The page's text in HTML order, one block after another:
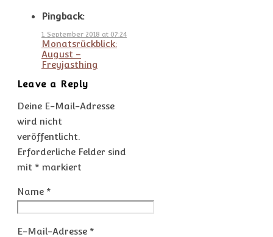
Pingback:
1. September 2018 at 07:24
Monatsrückblick:
August –
Freyjasthing
Leave a Reply
Deine E-Mail-Adresse
wird nicht
veröffentlicht.
Erforderliche Felder sind
mit * markiert
Name *
E-Mail-Adresse *